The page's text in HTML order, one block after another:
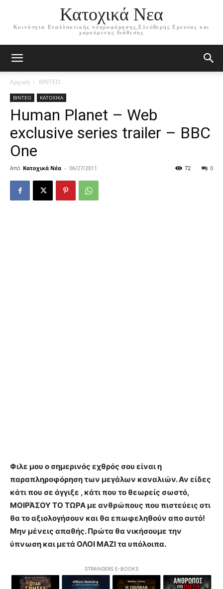
Κατοχικά Νεα
Κοινότητα Εναλλακτικής πληροφόρησης,Ελεύθερης Ερευνας και
χαρούμενης διάθεσης
Αρχική ΒΙΝΤΕΟ
ΒΙΝΤΕΟ ΚΑΤΟΧΙΚΑ
Human Planet – Web
exclusive series trailer – BBC
One
Από Κατοχικά Νέα - 06/27/2011 0
72
Φιλε μου ο σημερινός εχθρός σου είναι η
παραπληροφόρηση των μεγάλων καναλιών. Αν είδες
κάτι που σε άγγιξε , κάτι που το θεωρείς σωστό,
ΜΟΙΡΆΣΟΥ ΤΟ ΤΩΡΑ με ανθρώπους που πιστεύεις οτι
θα το αξιολογήσουν και θα επωφεληθούν απο αυτό!
Μην μένεις απαθής. Πρώτα θα νικήσουμε την
ύπνωση και μετά ΟΛΟΙ ΜΑΖΙ τα υπόλοιπα.
STRANGERS E-BOOKS